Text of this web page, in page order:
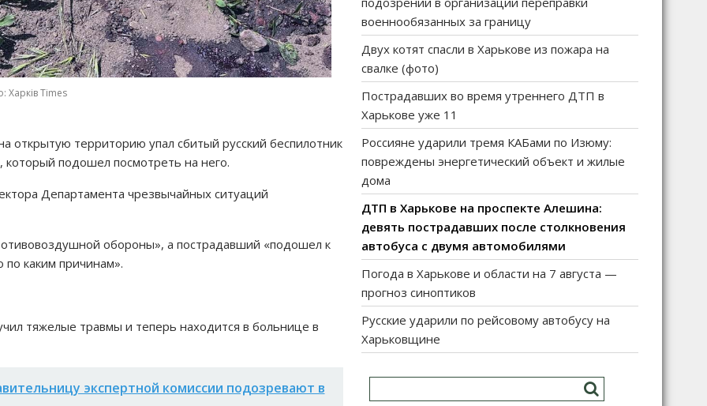
Харків Times
открытую территорию упал сбитый русский беспилотник
подошел посмотреть на него.
Департамента чрезвычайных ситуаций
обороны», а пострадавший «подошел к
по каким причинам».
тяжелые травмы и теперь находится в больнице в
экспертной комиссии подозревают в
военнообязанных за границу
Двух котят спасли в Харькове из пожара на
свалке (фото)
Пострадавших во время утреннего ДТП в
Харькове уже 11
Россияне ударили тремя КАБами по Изюму:
повреждены энергетический объект и жилые
дома
ДТП в Харькове на проспекте Алешина:
девять пострадавших после столкновения
автобуса с двумя автомобилями
Погода в Харькове и области на 7 августа —
прогноз синоптиков
Русские ударили по рейсовому автобусу на
Харьковщине